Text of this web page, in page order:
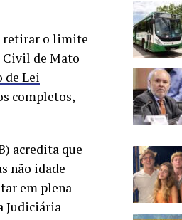
retirar o limite
Civil de Mato
de Lei
completos,
acredita que
não idade
em plena
Judiciária